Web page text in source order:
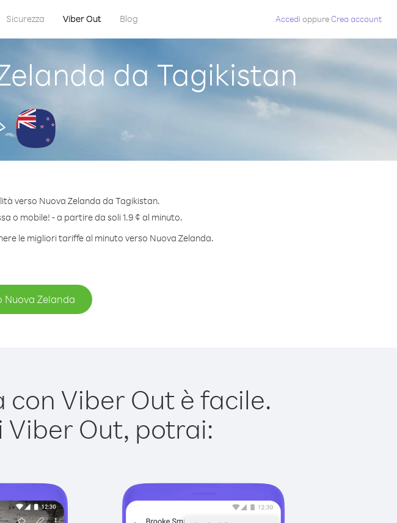
Sicurezza Viber Out Blog Accedi oppureCrea account
da Tagikistan
verso Nuova Zelanda da Tagikistan.
o mobile! - a partire da soli 1.9 ¢ al minuto.
le migliori tariffe al minuto verso Nuova Zelanda.
Nuova Zelanda
Viber Out è facile.
Out, potrai: